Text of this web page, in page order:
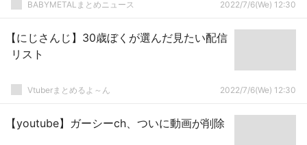
BABYMETALまとめニュース 2022/7/6(We) 12:30
【にじさんじ】30歳ぼくが選んだ見たい配信
リスト
Vtuberまとめるよ～ん 2022/7/6(We) 12:30
【youtube】ガーシーch、ついに動画が削除